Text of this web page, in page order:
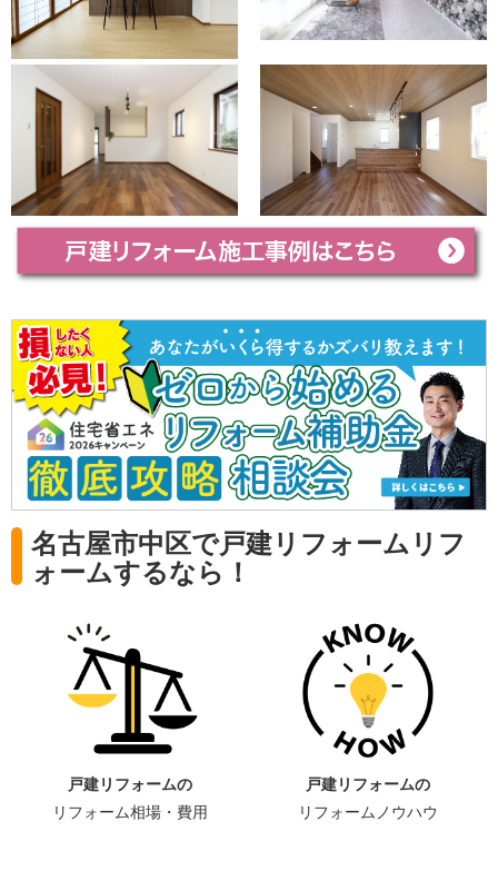
名古屋市中区で戸建リフォームリフ
ォームするなら！
戸建リフォームの
リフォーム相場・費用
戸建リフォームの
リフォームノウハウ